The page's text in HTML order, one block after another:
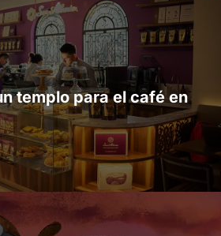
templo para el café en